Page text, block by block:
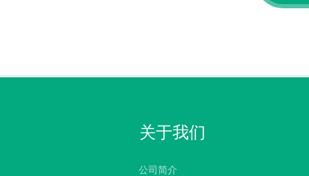
关于我们
公司简介